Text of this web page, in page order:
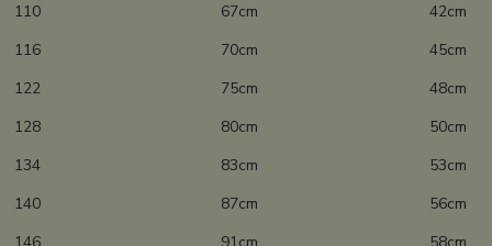
110 67cm 42cm
116 70cm 45cm
122 75cm 48cm
128 80cm 50cm
134 83cm 53cm
140 87cm 56cm